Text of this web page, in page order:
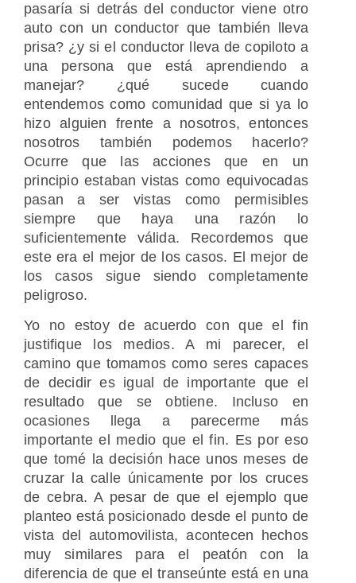
pasaría si detrás del conductor viene otro
auto con un conductor que también lleva
prisa? ¿y si el conductor lleva de copiloto a
una persona que está aprendiendo a
manejar? ¿qué sucede cuando
entendemos como comunidad que si ya lo
hizo alguien frente a nosotros, entonces
nosotros también podemos hacerlo?
Ocurre que las acciones que en un
principio estaban vistas como equivocadas
pasan a ser vistas como permisibles
siempre que haya una razón lo
suficientemente válida. Recordemos que
este era el mejor de los casos. El mejor de
los casos sigue siendo completamente
peligroso.
Yo no estoy de acuerdo con que el fin
justifique los medios. A mi parecer, el
camino que tomamos como seres capaces
de decidir es igual de importante que el
resultado que se obtiene. Incluso en
ocasiones llega a parecerme más
importante el medio que el fin. Es por eso
que tomé la decisión hace unos meses de
cruzar la calle únicamente por los cruces
de cebra. A pesar de que el ejemplo que
planteo está posicionado desde el punto de
vista del automovilista, acontecen hechos
muy similares para el peatón con la
diferencia de que el transeúnte está en una